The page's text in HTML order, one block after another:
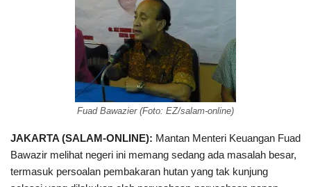
Fuad Bawazier (Foto: EZ/salam-online)
JAKARTA (SALAM-ONLINE): Mantan Menteri Keuangan Fuad
Bawazir melihat negeri ini memang sedang ada masalah besar,
termasuk persoalan pembakaran hutan yang tak kunjung